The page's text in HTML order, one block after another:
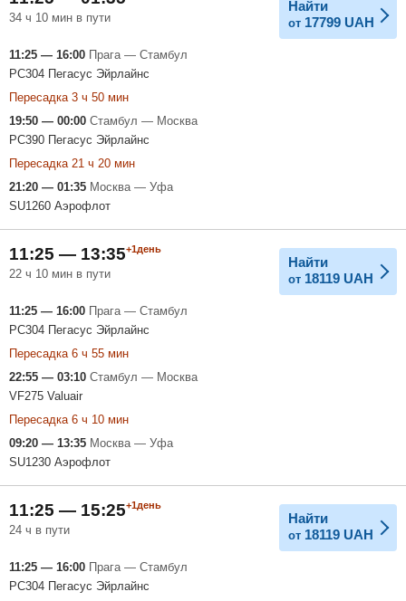
34 ч 10 мин в пути
Найти
от 17799 UAH
11:25 — 16:00 Прага — Стамбул
PC304 Пегасус Эйрлайнс
Пересадка 3 ч 50 мин
19:50 — 00:00 Стамбул — Москва
PC390 Пегасус Эйрлайнс
Пересадка 21 ч 20 мин
21:20 — 01:35 Москва — Уфа
SU1260 Аэрофлот
11:25 — 13:35+1день
22 ч 10 мин в пути
Найти
от 18119 UAH
11:25 — 16:00 Прага — Стамбул
PC304 Пегасус Эйрлайнс
Пересадка 6 ч 55 мин
22:55 — 03:10 Стамбул — Москва
VF275 Valuair
Пересадка 6 ч 10 мин
09:20 — 13:35 Москва — Уфа
SU1230 Аэрофлот
11:25 — 15:25+1день
24 ч в пути
Найти
от 18119 UAH
11:25 — 16:00 Прага — Стамбул
PC304 Пегасус Эйрлайнс